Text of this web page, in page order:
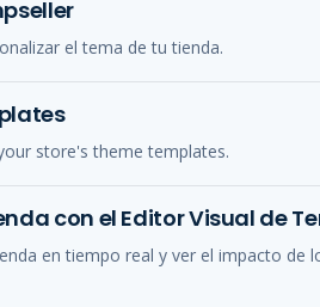
el tema de tu tienda.
store's theme templates.
con el Editor Visual de
en tiempo real y ver el impacto de